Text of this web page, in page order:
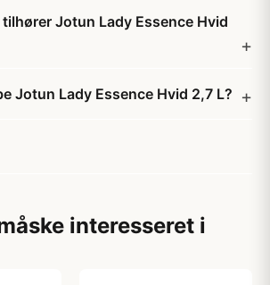
Jotun Lady Essence Hvid
Jotun Lady Essence Hvid 2,7 L?
interesseret i